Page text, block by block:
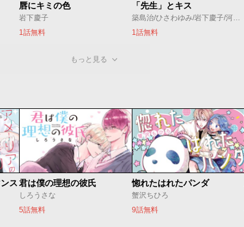
唇にキミの色
岩下慶子
1話無料
「先生」とキス
築島治/ひさわゆみ/岩下慶子/河原田瞳美
1話無料
もっと見る
ス君は僕の理想の彼氏
しろうさな
5話無料
惚れたはれたパンダ
蟹沢ちひろ
9話無料